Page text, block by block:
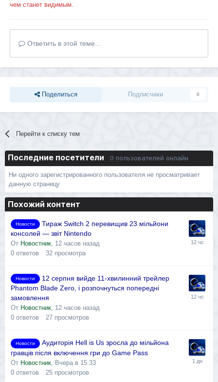
чем станет видимым.
Ответить в этой теме...
Поделиться Подписчики 0
Перейти к списку тем
Последние посетители 0 пользователей онлайн
Ни одного зарегистрированного пользователя не просматривает
данную страницу
Похожий контент
Новости
Тираж Switch 2 перевищив 23 мільйони
консолей — звіт Nintendo
От Новостник 12 часов назад
0 ответов 32 просмотра
Новости
12 серпня вийде 11-хвилинний трейлер
Phantom Blade Zero, і розпочнуться попередні
замовлення
От Новостник, 12 часов назад
0 ответов 27 просмотров
Новости
Аудиторія Hell is Us зросла до мільйона
гравців після включення гри до Game Pass
От Новостник Вчера в 15:33
0 ответов 25 просмотров